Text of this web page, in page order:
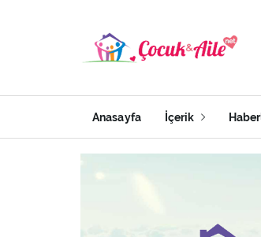
Anasayfa İçerik